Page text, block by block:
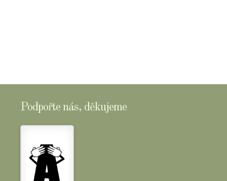
Podpořte nás, děkujeme